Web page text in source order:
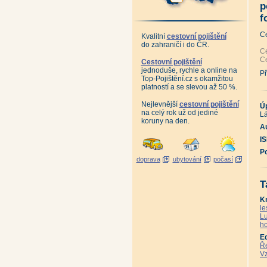
Kvalitní cestovní pojištění
do zahraničí i do ČR.
Cestovní pojištění
jednoduše, rychle a online na
Top-Pojištění.cz s okamžitou
platností a se slevou až 50 %.
Nejlevnější cestovní pojištění
na celý rok už od jediné
koruny na den.
doprava ubytování počasí